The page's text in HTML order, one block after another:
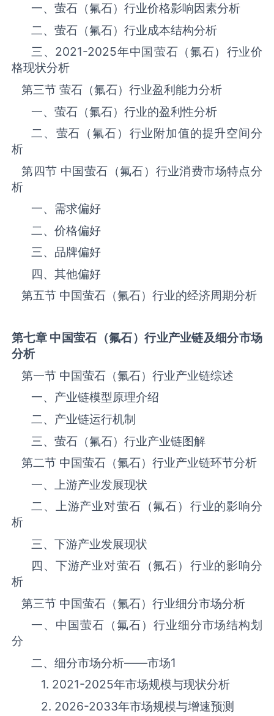
一、‌‌‌‌‌‌‌萤石（氟石）‌‌‌‌‌‌‌‌‌‌‌‌‌‌‌‌行业价格影响因素分析
二、‌‌‌‌‌‌‌萤石（氟石）‌‌‌‌‌‌‌‌‌‌‌‌‌‌‌‌行业成本结构分析
三、 2021-2025年中国‌‌‌‌‌‌‌萤石（氟石）‌‌‌‌‌‌‌‌‌‌‌‌‌‌‌‌‌‌‌行业价
格现状分析
第三节 ‌‌‌‌‌‌‌萤石（氟石）‌‌‌‌‌‌‌‌‌‌‌‌‌‌‌‌‌‌‌行业盈利能力分析
一、‌‌‌‌‌‌‌萤石（氟石）‌‌‌‌‌‌‌‌‌‌‌‌‌‌‌‌‌‌‌行业的盈利性分析
二、‌‌‌‌‌‌‌萤石（氟石）‌‌‌‌‌‌‌‌‌‌‌‌‌‌‌‌‌‌‌行业附加值的提升空间分
析
第四节 中国‌‌‌‌‌‌‌萤石（氟石）‌‌‌‌‌‌‌‌‌‌‌‌‌‌‌‌‌‌‌行业消费市场特点分
析
一、需求偏好
二、价格偏好
三、品牌偏好
四、其他偏好
第五节 中国‌‌‌‌‌‌‌萤石（氟石）‌‌‌‌‌‌‌‌‌‌‌‌‌‌‌‌‌‌‌行业的经济周期分析
第七章 中国萤石（氟石） 行业产业链及细分市场
分析
第一节 中国‌‌‌‌‌‌‌萤石（氟石）‌‌‌‌‌‌‌‌‌‌‌‌‌‌‌‌‌‌‌行业产业链综述
一、产业链模型原理介绍
二、产业链运行机制
三、‌‌‌‌‌‌‌萤石（氟石）‌‌‌‌‌‌‌‌‌‌‌‌‌‌‌‌‌‌‌行业产业链图解
第二节 中国‌‌‌‌‌‌‌萤石（氟石）‌‌‌‌‌‌‌‌‌‌‌‌‌‌‌‌‌‌‌行业产业链环节分析
一、上游产业发展现状
二、上游产业对‌‌‌‌‌‌‌萤石（氟石）‌‌‌‌‌‌‌‌‌‌‌‌‌‌‌‌‌‌‌行业的影响分
析
三、下游产业发展现状
四、下游产业对‌‌‌‌‌‌‌萤石（氟石）‌‌‌‌‌‌‌‌‌‌‌‌‌‌‌‌‌‌‌行业的影响分
析
第三节 中国‌‌‌‌‌‌‌萤石（氟石）‌‌‌‌‌‌‌‌‌‌‌‌‌‌‌‌‌‌‌行业细分市场分析
一、中国‌‌‌‌‌‌‌萤石（氟石）‌‌‌‌‌‌‌‌‌‌‌‌‌‌‌‌‌‌‌行业细分市场结构划
分
二、细分市场分析——市场1
1. 2021-2025年市场规模与现状分析
2. 2026-2033年市场规模与增速预测